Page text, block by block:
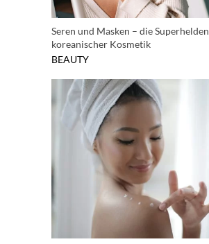
Seren und Masken – die Superhelden
koreanischer Kosmetik
BEAUTY